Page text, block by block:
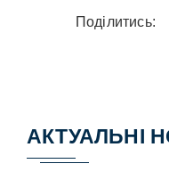
Поділитись:
АКТУАЛЬНІ